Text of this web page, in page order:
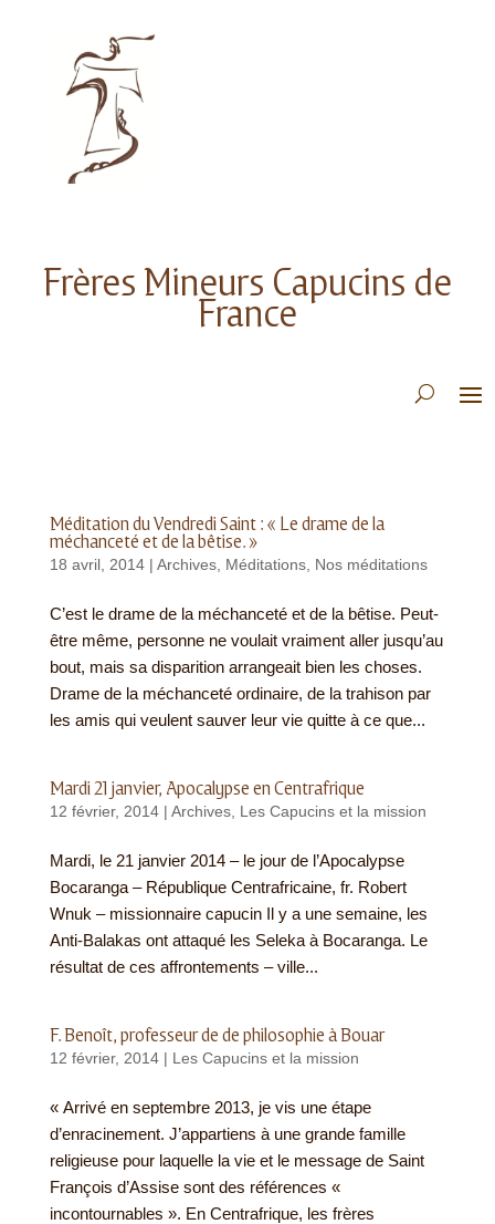
Frères Mineurs Capucins de
France
Méditation du Vendredi Saint : « Le drame de la
méchanceté et de la bêtise. »
18 avril, 2014| Archives, Méditations, Nos méditations
C’est le drame de la méchanceté et de la bêtise. Peut-
être même, personne ne voulait vraiment aller jusqu’au
bout, mais sa disparition arrangeait bien les choses.
Drame de la méchanceté ordinaire, de la trahison par
les amis qui veulent sauver leur vie quitte à ce que...
Mardi 21 janvier, Apocalypse en Centrafrique
12 février, 2014| Archives, Les Capucins et la mission
Mardi, le 21 janvier 2014 – le jour de l’Apocalypse
Bocaranga – République Centrafricaine, fr. Robert
Wnuk – missionnaire capucin Il y a une semaine, les
Anti-Balakas ont attaqué les Seleka à Bocaranga. Le
résultat de ces affrontements – ville...
F. Benoît, professeur de de philosophie à Bouar
12 février, 2014| Les Capucins et la mission
« Arrivé en septembre 2013, je vis une étape
d’enracinement. J’appartiens à une grande famille
religieuse pour laquelle la vie et le message de Saint
François d’Assise sont des références «
incontournables ». En Centrafrique, les frères